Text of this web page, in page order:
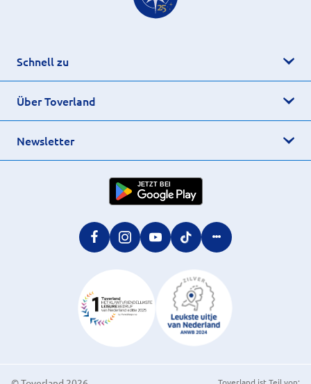
Schnell zu
Über Toverland
Newsletter
JETZT BEI
Toverland ist Teil von: